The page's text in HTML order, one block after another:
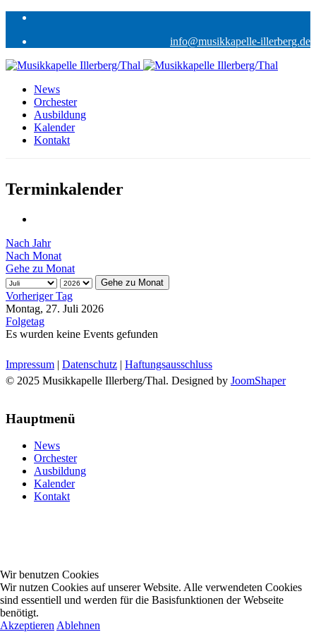
info@musikkapelle-illerberg.de
News
Orchester
Ausbildung
Kalender
Kontakt
Terminkalender
Nach Jahr
Nach Monat
Gehe zu Monat
Gehe zu Monat
Vorheriger Tag
Montag, 27. Juli 2026
Folgetag
Es wurden keine Events gefunden
Impressum | Datenschutz | Haftungsausschluss
© 2025 Musikkapelle Illerberg/Thal. Designed by JoomShaper
Hauptmenü
News
Orchester
Ausbildung
Kalender
Kontakt
Wir benutzen Cookies
Wir nutzen Cookies auf unserer Website. Alle verwendeten Cookies
sind essentiell und werden für die Basisfunktionen der Webseite
benötigt.
Akzeptieren Ablehnen